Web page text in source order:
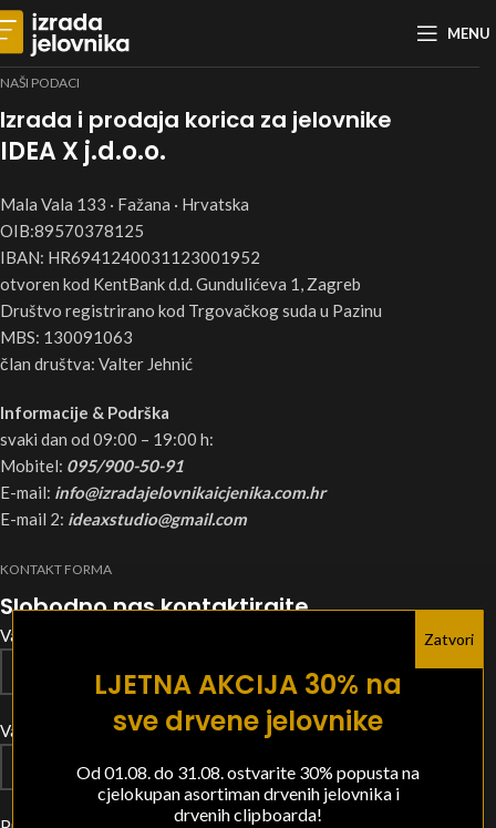
MENU
NAŠI PODACI
Izrada i prodaja korica za jelovnike
IDEA X j.d.o.o.
Mala Vala 133 · Fažana · Hrvatska
OIB:89570378125
IBAN: HR6941240031123001952
otvoren kod KentBank d.d. Gundulićeva 1, Zagreb
Društvo registrirano kod Trgovačkog suda u Pazinu
MBS: 130091063
član društva: Valter Jehnić
Informacije & Podrška
svaki dan od 09:00 – 19:00 h:
Mobitel: 095/900-50-91
E-mail: info@izradajelovnikaicjenika.com.hr
E-mail 2: ideaxstudio@gmail.com
KONTAKT FORMA
Slobodno nas kontaktirajte
Vaše ime
Vaša e-pošta
LJETNA AKCIJA 30% na
sve drvene jelovnike
Od 01.08. do 31.08. ostvarite 30% popusta na
cjelokupan asortiman drvenih jelovnika i
drvenih clipboarda!
Zatvori